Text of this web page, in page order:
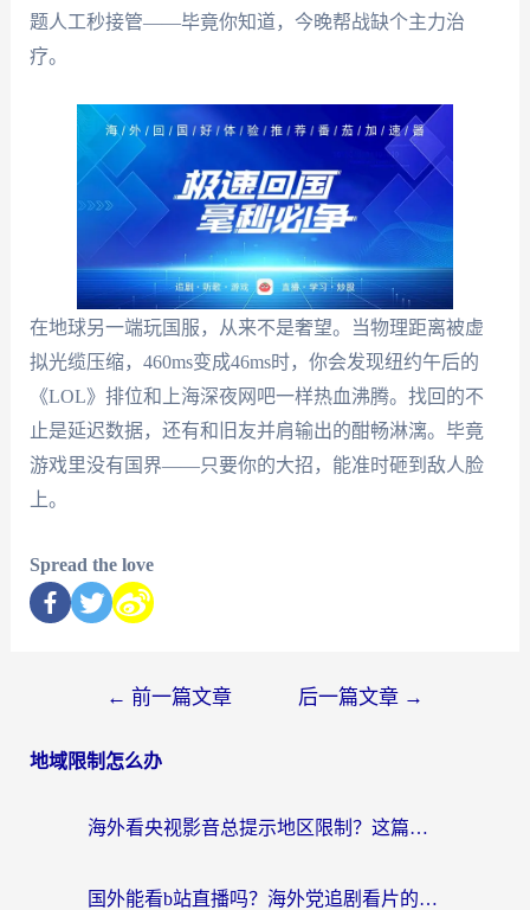
题人工秒接管——毕竟你知道，今晚帮战缺个主力治
疗。
在地球另一端玩国服，从来不是奢望。当物理距离被虚
拟光缆压缩，460ms变成46ms时，你会发现纽约午后的
《LOL》排位和上海深夜网吧一样热血沸腾。找回的不
止是延迟数据，还有和旧友并肩输出的酣畅淋漓。毕竟
游戏里没有国界——只要你的大招，能准时砸到敌人脸
上。
Spread the love
← 前一篇文章 后一篇文章 →
地域限制怎么办
海外看央视影音总提示地区限制？这篇教你选对回国加速器，流畅追剧不踩坑
国外能看b站直播吗？海外党追剧看片的终极解决方案来了